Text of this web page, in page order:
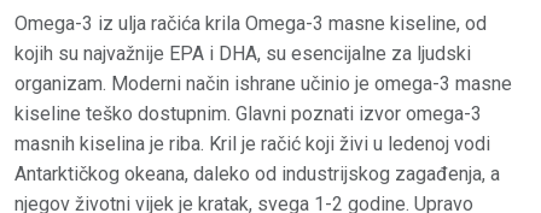
Omega-3 iz ulja račića krila Omega-3 masne kiseline, od
kojih su najvažnije EPA i DHA, su esencijalne za ljudski
organizam. Moderni način ishrane učinio je omega-3 masne
kiseline teško dostupnim. Glavni poznati izvor omega-3
masnih kiselina je riba. Kril je račić koji živi u ledenoj vodi
Antarktičkog okeana, daleko od industrijskog zagađenja, a
njegov životni vijek je kratak, svega 1-2 godine. Upravo